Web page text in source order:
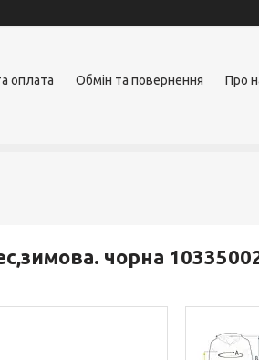
оплата Обмін та повернення Про
чорна